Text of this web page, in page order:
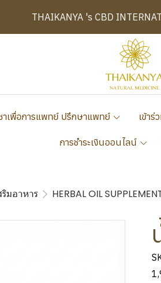
THAIKANYA 's CBD
าเพื่อการแพทย์ ปรึกษาแพทย์ เข้าร่
การชำระเงินออนไลน์
มอาหาร HERBAL OIL